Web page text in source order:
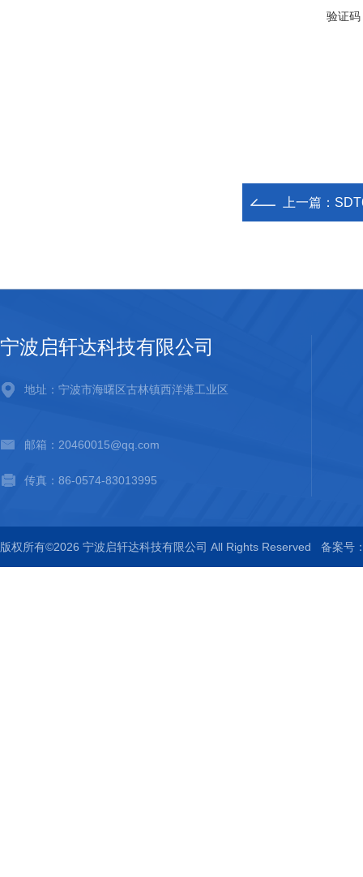
验证码
上一篇：
宁波启轩达科技有限公司
地址：宁波市海曙区古林镇西洋港工业区
邮箱：20460015@qq.com
传真：86-0574-83013995
版权所有©2026 宁波启轩达科技有限公司 All Rights Reserved 备案号